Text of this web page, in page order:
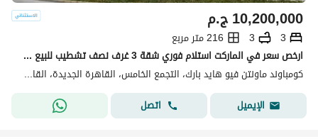
ج.م10,200,000
3
3
216 متر مربع
ارخص سعر في الماركت استلام فوري شقة 3 غرف نصف تشطيب للبيع في كمباوند ماونتن فيو هايد بارك التجمع الخامس القاهرة الجديدة
كومباوند ماونتن فيو هايد بارك، التجمع الخامس، القاهرة الجديدة، القاهرة
الإيميل
اتصل